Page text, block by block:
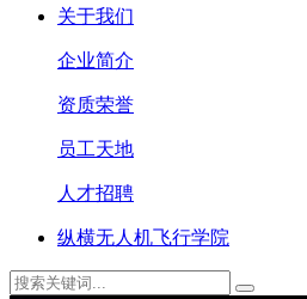
关于我们
企业简介
资质荣誉
员工天地
人才招聘
纵横无人机飞行学院